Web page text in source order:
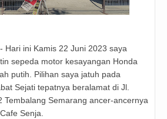
- Hari ini Kamis 22 Juni 2023 saya
sepeda motor kesayangan Honda
putih. Pilihan saya jatuh pada
Sejati tepatnya beralamat di Jl.
Tembalang Semarang ancer-ancernya
Senja.